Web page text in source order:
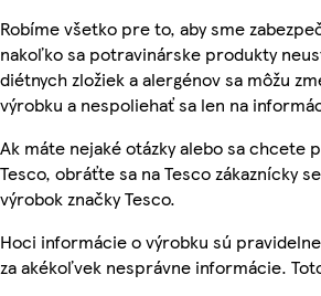
Robíme všetko pre to, aby sme
nakoľko sa potravinárske produkty
diétnych zložiek a alergénov sa môžu
výrobku a nespoliehať sa len na
Ak máte nejaké otázky alebo sa chcete
Tesco, obráťte sa na Tesco zákaznícky
výrobok značky Tesco.
Hoci informácie o výrobku sú
za akékoľvek nesprávne informácie.